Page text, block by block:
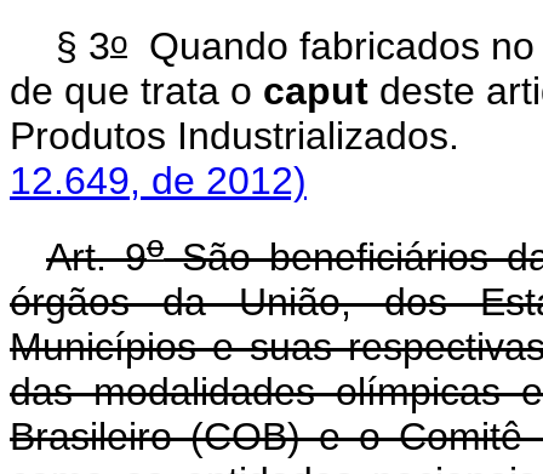
§ 3o Quando fabricados
de que trata o caput deste
Produtos
12.649, de 2012)
Art. 9oSão beneficiários
órgãos da União, dos
Municípios e suas
das modalidades olímpicas
Brasileiro (COB) e o Comitê